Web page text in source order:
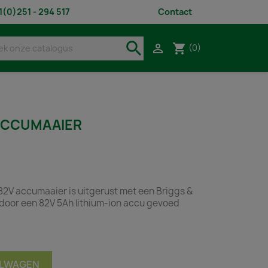
- 294 517 Contact
search  shopping_cart (0)
accumaaier is uitgerust met een Briggs &
een 82V 5Ah lithium-ion accu gevoed